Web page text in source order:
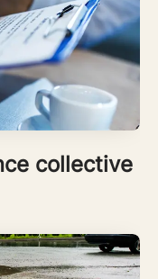
collective